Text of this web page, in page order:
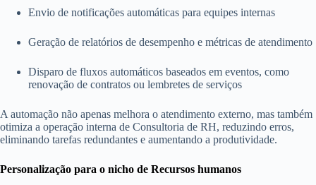
Envio de notificações automáticas para equipes internas
Geração de relatórios de desempenho e métricas de atendimento
Disparo de fluxos automáticos baseados em eventos, como
renovação de contratos ou lembretes de serviços
A automação não apenas melhora o atendimento externo, mas também
otimiza a operação interna de Consultoria de RH, reduzindo erros,
eliminando tarefas redundantes e aumentando a produtividade.
Personalização para o nicho de Recursos humanos